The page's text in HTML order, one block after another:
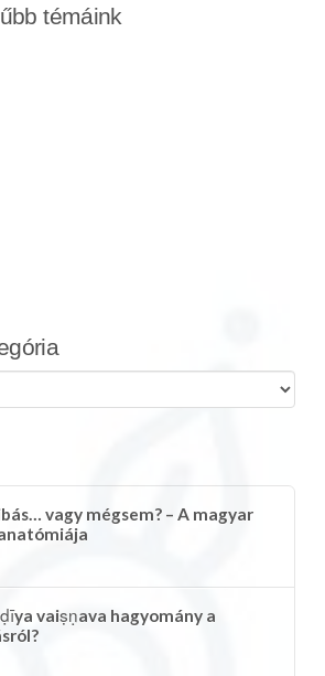
témáink
vagy mégsem? – A magyar
vaiṣṇava hagyomány a